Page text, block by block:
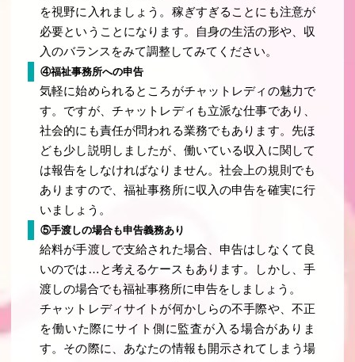
を視野に入れましょう。稼ぎすぎることにも注意が
必要ということになります。自身の生活の形や、収
入のバランスをみて調整してみてください。
④福祉事務所への申告
気軽に始められるところがチャットレディの魅力で
す。ですが、チャットレディも立派な仕事であり、
社会的にも責任が問われる業務でもあります。先ほ
ども少し説明しましたが、働いている収入に関して
は報告をしなければなりません。社会上の規則でも
ありますので、福祉事務所に収入の申告を確実に行
いましょう。
⑤手渡しの場合も申告義務あり
給料が手渡しで支給された場合、申告はしなくて良
いのでは…と考えるケースもあります。しかし、手
渡しの場合でも福祉事務所に申告をしましょう。
チャットレディサイトが何かしらの不手際や、不正
を働いた際にサイト側に監査が入る場合がありま
す。その際に、あなたの情報も開示されてしまう場